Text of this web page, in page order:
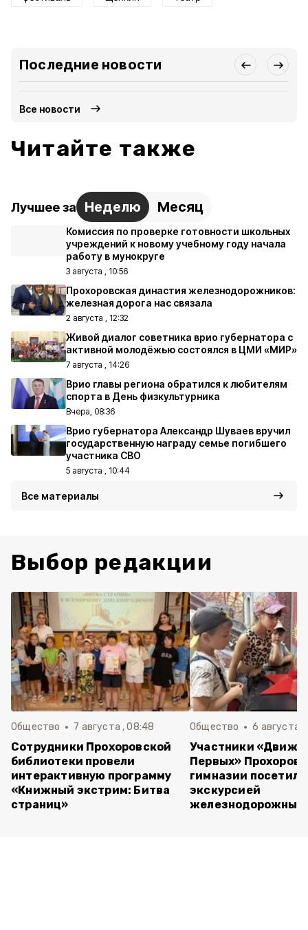
Последние новости
Все новости
Читайте также
Лучшее за Неделю Месяц
Комиссия по проверке готовности школьных
учреждений к новому учебному году начала
работу в мунокруге
3 августа , 10:56
Прохоровская династия железнодорожников:
железная дорога нас связала
2 августа , 12:32
Живой диалог советника врио губернатора с
активной молодёжью состоялся в ЦМИ «МИР»
7 августа , 14:26
Врио главы региона обратился к любителям
спорта в День физкультурника
Вчера, 08:36
Врио губернатора Александр Шуваев вручил
государственную награду семье погибшего
участника СВО
5 августа , 10:44
Все материалы
Выбор редакции
Общество 7 августа , 08:48
Сотрудники Прохоровской
библиотеки провели
интерактивную программу
«Книжный экстрим: Битва
страниц»
Общество 6 августа ,
Участники
Первых»
гимназии
экскурсией
железнодорожный